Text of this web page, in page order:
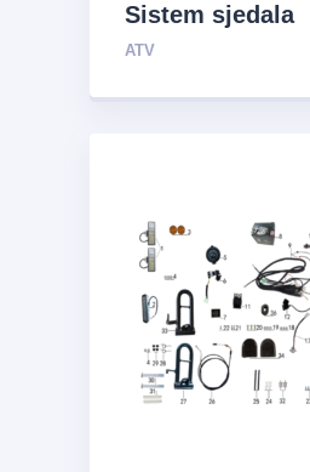
Sistem sjedala
ATV